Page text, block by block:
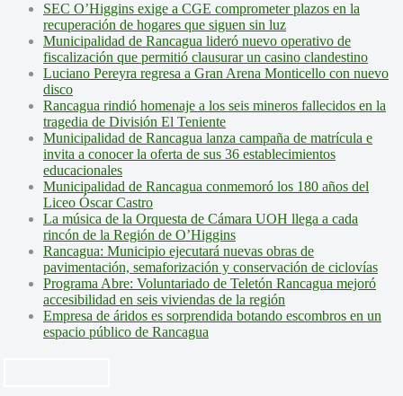
SEC O’Higgins exige a CGE comprometer plazos en la
recuperación de hogares que siguen sin luz
Municipalidad de Rancagua lideró nuevo operativo de
fiscalización que permitió clausurar un casino clandestino
Luciano Pereyra regresa a Gran Arena Monticello con nuevo
disco
Rancagua rindió homenaje a los seis mineros fallecidos en la
tragedia de División El Teniente
Municipalidad de Rancagua lanza campaña de matrícula e
invita a conocer la oferta de sus 36 establecimientos
educacionales
Municipalidad de Rancagua conmemoró los 180 años del
Liceo Óscar Castro
La música de la Orquesta de Cámara UOH llega a cada
rincón de la Región de O’Higgins
Rancagua: Municipio ejecutará nuevas obras de
pavimentación, semaforización y conservación de ciclovías
Programa Abre: Voluntariado de Teletón Rancagua mejoró
accesibilidad en seis viviendas de la región
Empresa de áridos es sorprendida botando escombros en un
espacio público de Rancagua